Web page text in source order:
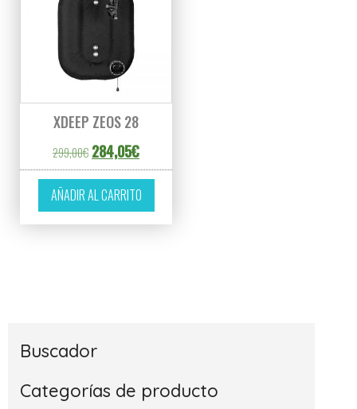
XDEEP ZEOS 28
299,00€ El precio original era: 299,00€.
284,05€El precio actual es: 284,05€.
AÑADIR AL CARRITO
Buscador
Categorías de producto